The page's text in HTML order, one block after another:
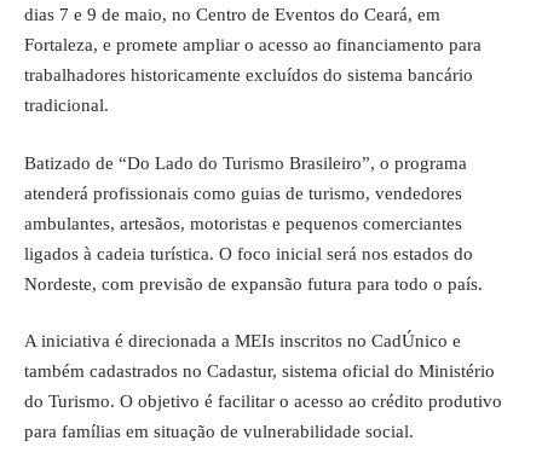
dias 7 e 9 de maio, no Centro de Eventos do Ceará, em
Fortaleza, e promete ampliar o acesso ao financiamento para
trabalhadores historicamente excluídos do sistema bancário
tradicional.
Batizado de “Do Lado do Turismo Brasileiro”, o programa
atenderá profissionais como guias de turismo, vendedores
ambulantes, artesãos, motoristas e pequenos comerciantes
ligados à cadeia turística. O foco inicial será nos estados do
Nordeste, com previsão de expansão futura para todo o país.
A iniciativa é direcionada a MEIs inscritos no CadÚnico e
também cadastrados no Cadastur, sistema oficial do Ministério
do Turismo. O objetivo é facilitar o acesso ao crédito produtivo
para famílias em situação de vulnerabilidade social.